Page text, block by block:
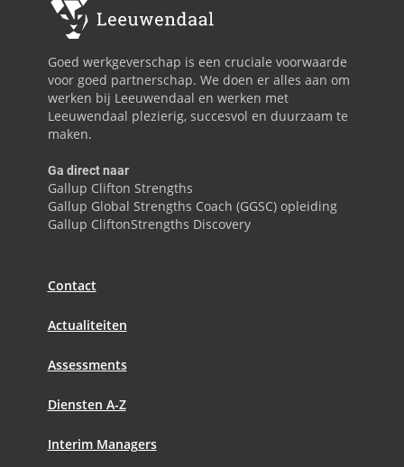
Goed werkgeverschap is een cruciale voorwaarde
voor goed partnerschap. We doen er alles aan om
werken bij Leeuwendaal en werken met
Leeuwendaal plezierig, succesvol en duurzaam te
maken.
Ga direct naar
Gallup Clifton Strengths
Gallup Global Strengths Coach (GGSC) opleiding
Gallup CliftonStrengths Discovery
Contact
Actualiteiten
Assessments
Diensten A-Z
Interim Managers